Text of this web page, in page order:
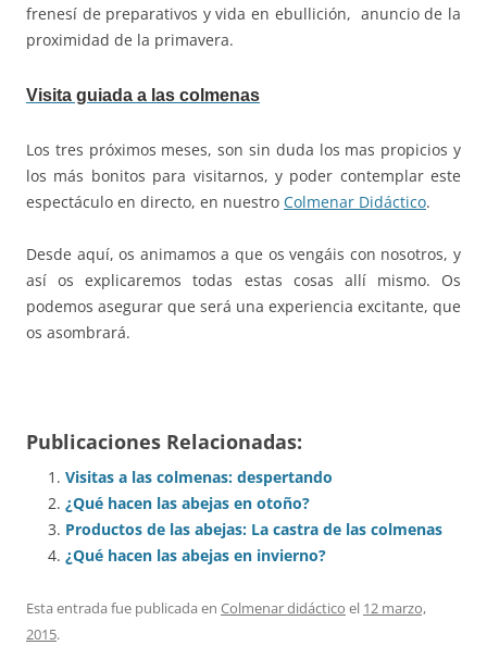
frenesí de preparativos y vida en ebullición, anuncio de la
proximidad de la primavera.
Visita guiada a las colmenas
Los tres próximos meses, son sin duda los mas propicios y
los más bonitos para visitarnos, y poder contemplar este
espectáculo en directo, en nuestro Colmenar Didáctico.
Desde aquí, os animamos a que os vengáis con nosotros, y
así os explicaremos todas estas cosas allí mismo. Os
podemos asegurar que será una experiencia excitante, que
os asombrará.
Publicaciones Relacionadas:
Visitas a las colmenas: despertando
¿Qué hacen las abejas en otoño?
Productos de las abejas: La castra de las colmenas
¿Qué hacen las abejas en invierno?
Esta entrada fue publicada en Colmenar didáctico el 12 marzo,
2015.